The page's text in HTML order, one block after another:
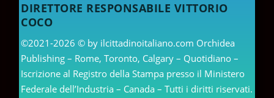
DIRETTORE RESPONSABILE VITTORIO
COCO
©2021-2026 © by ilcittadinoitaliano.com Orchidea
Publishing – Rome, Toronto, Calgary – Quotidiano –
Iscrizione al Registro della Stampa presso il Ministero
Federale dell’Industria – Canada – Tutti i diritti riservati.